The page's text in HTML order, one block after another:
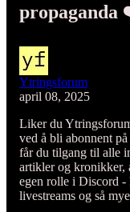
propaganda
Ytringsforum
april 08, 2025
Liker du
ved å bli abonnent
får du tilgang til alle
artikler og kronikker,
egen rolle i Discord -
livestreams og så